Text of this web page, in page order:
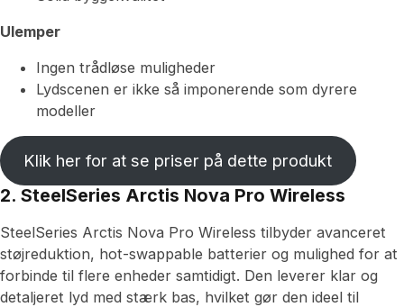
Ulemper
Ingen trådløse muligheder
Lydscenen er ikke så imponerende som dyrere
modeller
Klik her for at se priser på dette produkt
2. SteelSeries Arctis Nova Pro Wireless
SteelSeries Arctis Nova Pro Wireless tilbyder avanceret
støjreduktion, hot-swappable batterier og mulighed for at
forbinde til flere enheder samtidigt. Den leverer klar og
detaljeret lyd med stærk bas, hvilket gør den ideel til